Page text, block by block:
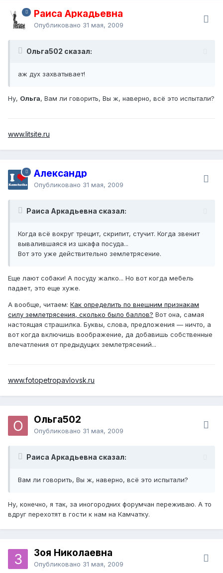
Раиса Аркадьевна
Опубликовано 31 мая, 2009
Ольга502 сказал:
аж дух захватывает!
Ну, Ольга, Вам ли говорить, Вы ж, наверно, всё это испытали?
www.litsite.ru
Александр
Опубликовано 31 мая, 2009
Раиса Аркадьевна сказал:
Когда всё вокруг трещит, скрипит, стучит. Когда звенит
вывалившаяся из шкафа посуда...
Вот это уже действительно землетрясение.
Еще лают собаки! А посуду жалко... Но вот когда мебель
падает, это еще хуже.
А вообще, читаем: Как определить по внешним признакам
силу землетрясения, сколько было баллов? Вот она, самая
настоящая страшилка. Буквы, слова, предложения — ничто, а
вот когда включишь воображение, да добавишь собственные
впечатления от предыдущих землетрясений...
www.fotopetropavlovsk.ru
Ольга502
Опубликовано 31 мая, 2009
Раиса Аркадьевна сказал:
Вам ли говорить, Вы ж, наверно, всё это испытали?
Ну, конечно, я так, за иногородних форумчан переживаю. А то
вдруг перехотят в гости к нам на Камчатку.
Зоя Николаевна
Опубликовано 31 мая, 2009